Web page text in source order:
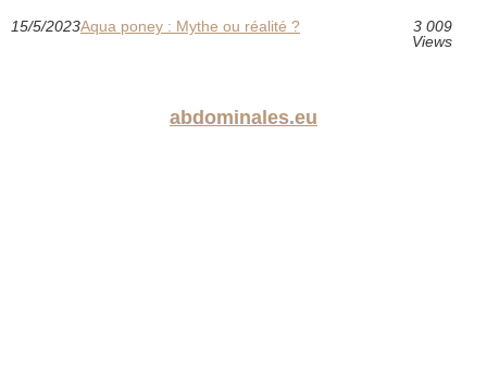
15/5/2023Aqua poney : Mythe ou réalité ?
3 009
Views
abdominales.eu